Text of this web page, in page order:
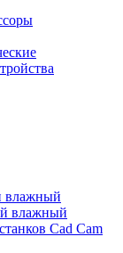
влажный
влажный
Cad Cam